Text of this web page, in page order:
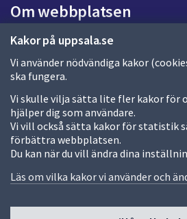
Kakor på uppsala.se
Vi använder nödvändiga kakor
ska fungera.
Vi skulle vilja sätta lite fler kakor för
hjälper dig som användare.
Vi vill också sätta kakor för statistik
förbättra webbplatsen.
Du kan när du vill ändra dina
Läs om vilka kakor vi använder och
d
a
Om webbplatsen
Om webbplatsen
Allmänna handlingar och diarium
Behandling av personuppgifter
Kakor
Språk (other languages)
Tillgänglighetsredogörelse